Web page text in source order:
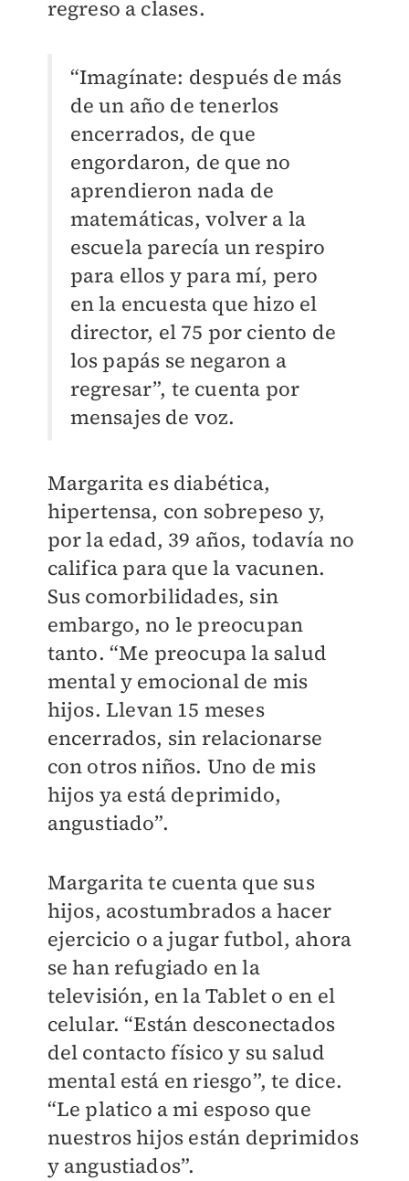
regreso a clases.
“Imagínate: después de más
de un año de tenerlos
encerrados, de que
engordaron, de que no
aprendieron nada de
matemáticas, volver a la
escuela parecía un respiro
para ellos y para mí, pero
en la encuesta que hizo el
director, el 75 por ciento de
los papás se negaron a
regresar”, te cuenta por
mensajes de voz.
Margarita es diabética,
hipertensa, con sobrepeso y,
por la edad, 39 años, todavía no
califica para que la vacunen.
Sus comorbilidades, sin
embargo, no le preocupan
tanto. “Me preocupa la salud
mental y emocional de mis
hijos. Llevan 15 meses
encerrados, sin relacionarse
con otros niños. Uno de mis
hijos ya está deprimido,
angustiado”.
Margarita te cuenta que sus
hijos, acostumbrados a hacer
ejercicio o a jugar futbol, ahora
se han refugiado en la
televisión, en la Tablet o en el
celular. “Están desconectados
del contacto físico y su salud
mental está en riesgo”, te dice.
“Le platico a mi esposo que
nuestros hijos están deprimidos
y angustiados”.